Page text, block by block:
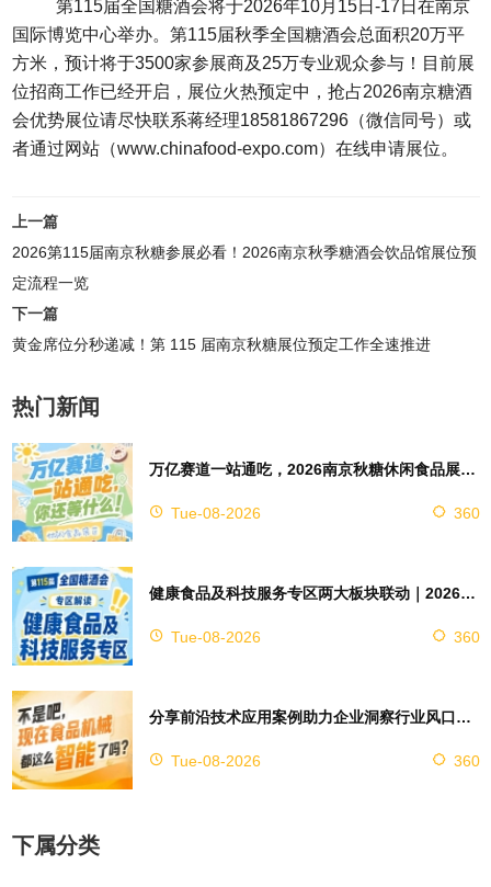
第115届全国糖酒会将于2026年10月15日-17日在南京
国际博览中心举办。第115届秋季全国糖酒会总面积20万平
方米，预计将于3500家参展商及25万专业观众参与！目前展
位招商工作已经开启，展位火热预定中，抢占2026南京糖酒
会优势展位请尽快联系蒋经理18581867296（微信同号）或
者通过网站（www.chinafood-expo.com）在线申请展位。
上一篇
2026第115届南京秋糖参展必看！2026南京秋季糖酒会饮品馆展位预
定流程一览
下一篇
黄金席位分秒递减！第 115 届南京秋糖展位预定工作全速推进
热门新闻
万亿赛道一站通吃，2026南京秋糖休闲食品展区4万㎡超大展馆等你来占位
Tue-08-2026 360
健康食品及科技服务专区两大板块联动｜2026南京秋糖实现双向赋能助力企业对接技术资源
Tue-08-2026 360
分享前沿技术应用案例助力企业洞察行业风口，2026南京秋糖9号馆赋能创新
Tue-08-2026 360
下属分类